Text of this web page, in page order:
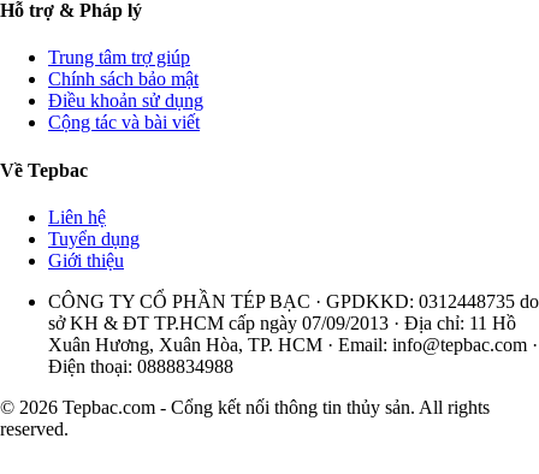
Hỗ trợ & Pháp lý
Trung tâm trợ giúp
Chính sách bảo mật
Điều khoản sử dụng
Cộng tác và bài viết
Về Tepbac
Liên hệ
Tuyển dụng
Giới thiệu
CÔNG TY CỔ PHẦN TÉP BẠC · GPDKKD: 0312448735 do
sở KH & ĐT TP.HCM cấp ngày 07/09/2013 · Địa chỉ: 11 Hồ
Xuân Hương, Xuân Hòa, TP. HCM · Email: info@tepbac.com ·
Điện thoại: 0888834988
© 2026 Tepbac.com - Cổng kết nối thông tin thủy sản. All rights
reserved.